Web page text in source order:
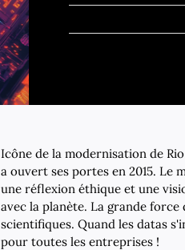
Icône de la modernisation de
a ouvert ses portes en 2015. Le
une réflexion éthique et une
avec la planète. La grande force
scientifiques. Quand les datas
pour toutes les entreprises !